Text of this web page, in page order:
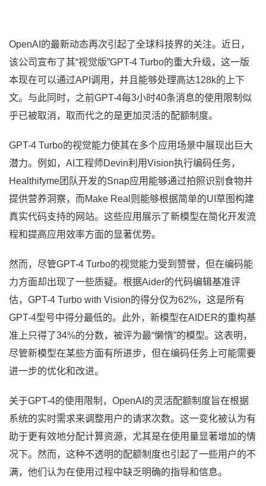
OpenAI的最新动态再次引起了全球科技界的关注。近日，
该公司宣布了其“视觉版”GPT-4 Turbo的重大升级，这一版
本现在可以通过API调用，并且能够处理高达128k的上下
文。与此同时，之前GPT-4每3小时40条消息的使用限制似
乎已被取消，取而代之的是更加灵活的配额制度。
GPT-4 Turbo的视觉能力使其在多个应用场景中展现出巨大
潜力。例如，AI工程师Devin利用Vision执行编码任务，
Healthifyme团队开发的Snap应用能够通过拍照识别食物并
提供营养洞察，而Make Real则能够根据简单的UI草图构建
真实代码支持的网站。这些应用展示了新模型在简化开发流
程和提高应用效率方面的显著优势。
然而，尽管GPT-4 Turbo的视觉能力受到赞誉，但在编码能
力方面却出现了一些质疑。根据Aider的代码编辑基准评
估，GPT-4 Turbo with Vision的得分仅为62%，这是所有
GPT-4型号中得分最低的。此外，新模型在AIDER的重构基
准上只得了34%的分数，被评为最“懒惰”的模型。这表明，
尽管新模型在某些方面有所进步，但在编码任务上可能需要
进一步的优化和改进。
关于GPT-4的使用限制，OpenAI的灵活配额制度旨在根据
系统的实时需求来调整用户的请求次数。这一变化被认为有
助于更有效地分配计算资源，尤其是在使用量显著增加的情
况下。然而，这种不透明的配额制度也引起了一些用户的不
满，他们认为在使用过程中缺乏明确的指导和信息。